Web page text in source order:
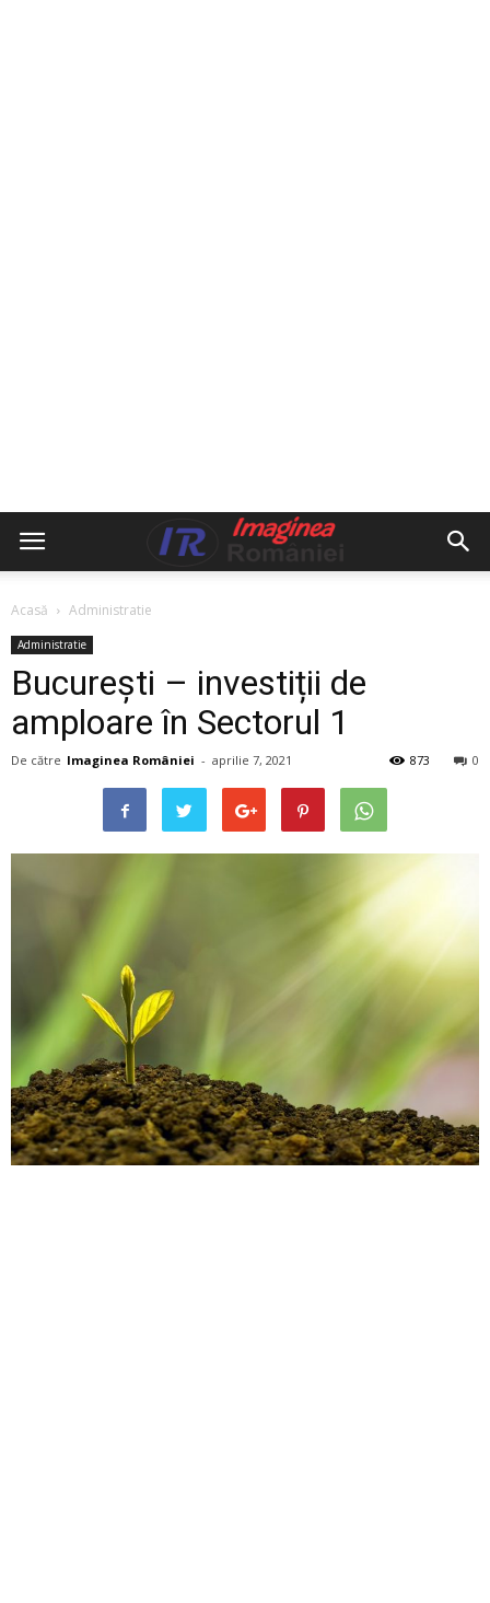
Acasă Administratie
Administratie
București – investiții de
amploare în Sectorul 1
De către Imaginea României - aprilie 7, 2021 0
873